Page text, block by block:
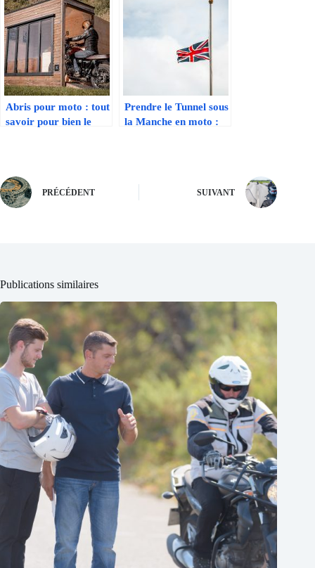
Abris pour moto : tout
savoir pour bien le
Prendre le Tunnel sous
la Manche en moto :
PRÉCÉDENT SUIVANT
Publications similaires